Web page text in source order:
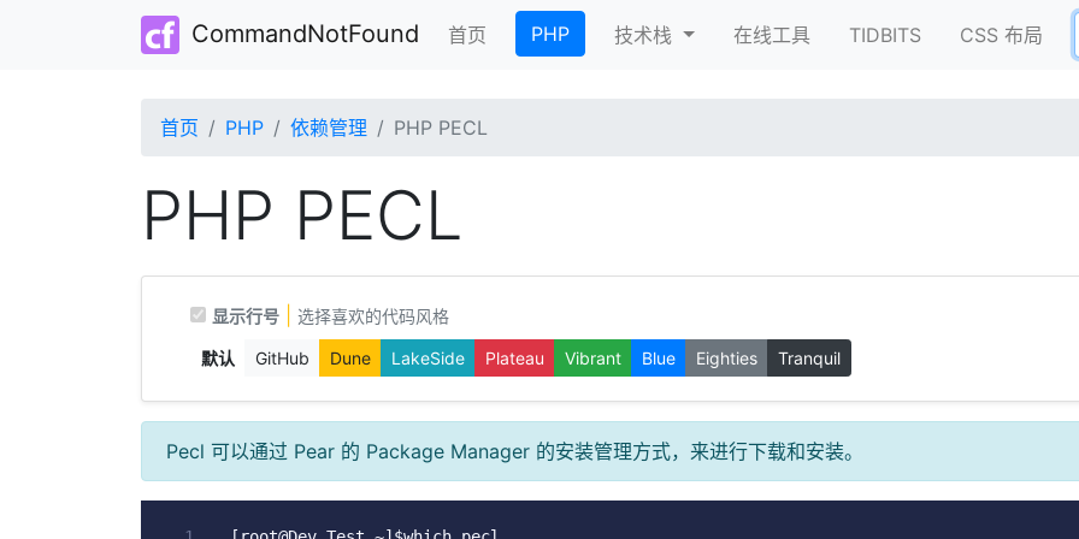
CommandNotFound 首页 (current)
PHP 技术栈 在线工具 TIDBITS CSS 布局
首页 PHP 依赖管理 PHP PECL
PHP PECL
显示行号 选择喜欢的代码风格
默认 GitHub Dune LakeSide Plateau Vibrant Blue Eighties Tranquil
Pecl 可以通过 Pear 的 Package Manager 的安装管理方式，来进行下载和安装。